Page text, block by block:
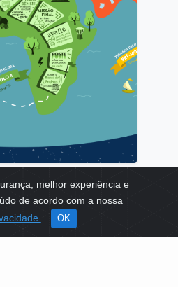
melhor experiência e
de acordo com a nossa
OK
Clima
MEIO AMBIENTE